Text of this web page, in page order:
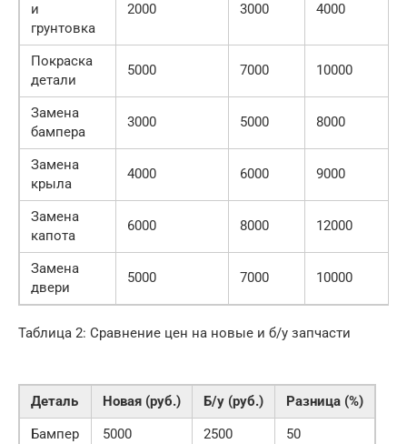
и
грунтовка
2000 3000 4000
Покраска
детали
5000 7000 10000
Замена
бампера
3000 5000 8000
Замена
крыла
4000 6000 9000
Замена
капота
6000 8000 12000
Замена
двери
5000 7000 10000
Таблица 2: Сравнение цен на новые и б/у запчасти
Деталь Новая (руб.) Б/у (руб.)
Разница (%)
Бампер
5000 2500
50